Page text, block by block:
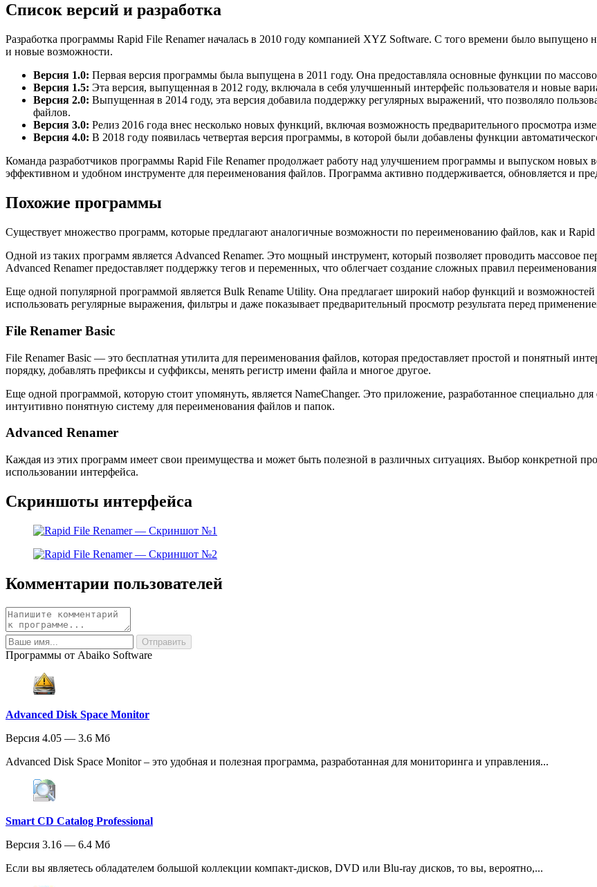
Список версий и разработка
Разработка программы Rapid File Renamer началась в 2010 году компанией XYZ Software. С того времени было выпущено
и новые возможности.
Версия 1.0: Первая версия программы была выпущена в 2011 году. Она предоставляла основные функции по
Версия 1.5: Эта версия, выпущенная в 2012 году, включала в себя улучшенный интерфейс пользователя и новые
Версия 2.0: Выпущенная в 2014 году, эта версия добавила поддержку регулярных выражений, что позволяло
файлов.
Версия 3.0: Релиз 2016 года внес несколько новых функций, включая возможность предварительного просмотра
Версия 4.0: В 2018 году появилась четвертая версия программы, в которой были добавлены функции
Команда разработчиков программы Rapid File Renamer продолжает работу над улучшением программы и выпуском новых
эффективном и удобном инструменте для переименования файлов. Программа активно поддерживается, обновляется и
Похожие программы
Существует множество программ, которые предлагают аналогичные возможности по переименованию файлов, как и Rapid
Одной из таких программ является Advanced Renamer. Это мощный инструмент, который позволяет проводить массовое
Advanced Renamer предоставляет поддержку тегов и переменных, что облегчает создание сложных правил
Еще одной популярной программой является Bulk Rename Utility. Она предлагает широкий набор функций и
использовать регулярные выражения, фильтры и даже показывает предварительный просмотр результата перед
File Renamer Basic
File Renamer Basic — это бесплатная утилита для переименования файлов, которая предоставляет простой и понятный
порядку, добавлять префиксы и суффиксы, менять регистр имени файла и многое другое.
Еще одной программой, которую стоит упомянуть, является NameChanger. Это приложение, разработанное специально
интуитивно понятную систему для переименования файлов и папок.
Advanced Renamer
Каждая из этих программ имеет свои преимущества и может быть полезной в различных ситуациях. Выбор конкретной
использовании интерфейса.
Скриншоты интерфейса
Комментарии пользователей
Программы от Abaiko Software
Advanced Disk Space Monitor
Версия 4.05 — 3.6 Мб
Advanced Disk Space Monitor – это удобная и полезная программа, разработанная для мониторинга и управления...
Smart CD Catalog Professional
Версия 3.16 — 6.4 Мб
Если вы являетесь обладателем большой коллекции компакт-дисков, DVD или Blu-ray дисков, то вы, вероятно,...